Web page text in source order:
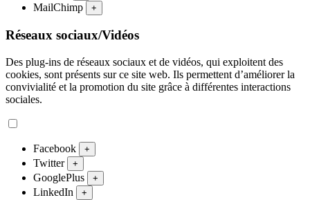
MailChimp +
Réseaux sociaux/Vidéos
Des plug-ins de réseaux sociaux et de vidéos, qui exploitent des
cookies, sont présents sur ce site web. Ils permettent d’améliorer la
convivialité et la promotion du site grâce à différentes interactions
sociales.
Facebook +
Twitter +
GooglePlus +
LinkedIn +